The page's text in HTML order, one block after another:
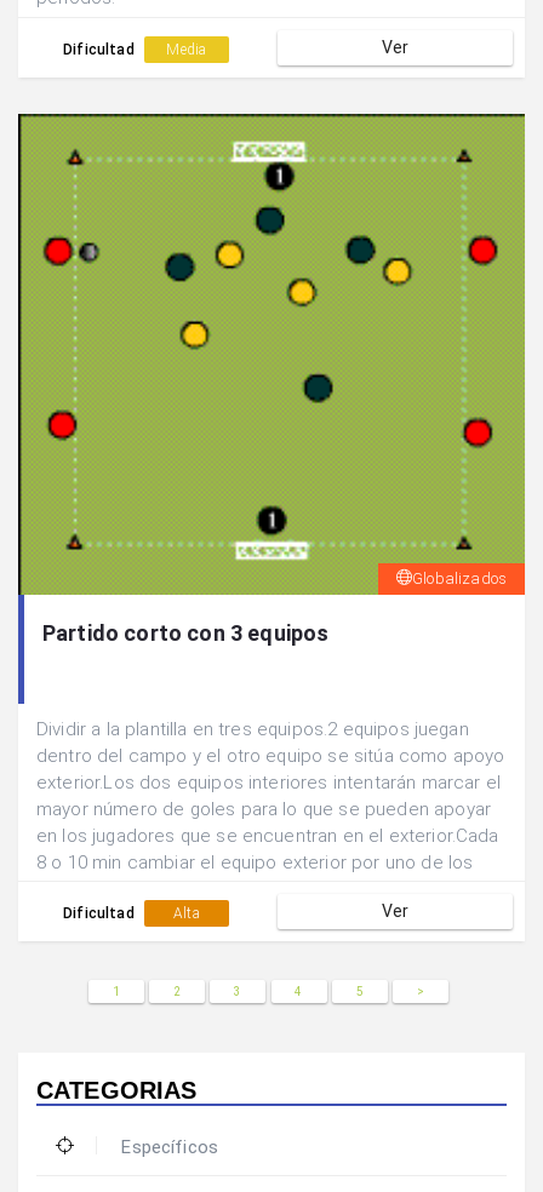
Dificultad Media Ver
Globalizados
Partido corto con 3 equipos
Dividir a la plantilla en tres equipos.2 equipos juegan
dentro del campo y el otro equipo se sitúa como apoyo
exterior.Los dos equipos interiores intentarán marcar el
mayor número de goles para lo que se pueden apoyar
en los jugadores que se encuentran en el exterior.Cada
8 o 10 min cambiar el equipo exterior por uno de los
Dificultad Alta Ver
1 2 3 4 5 >
CATEGORIAS
Específicos